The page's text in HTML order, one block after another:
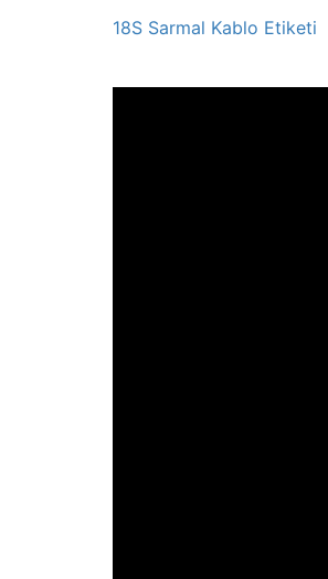
18S Sarmal Kablo Etiketi